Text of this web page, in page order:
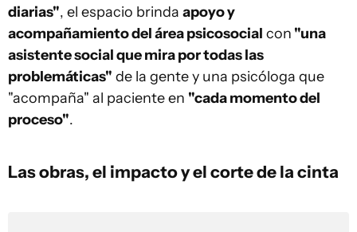
diarias", el espacio brinda apoyo y
acompañamiento del área psicosocial con "una
asistente social que mira por todas las
problemáticas" de la gente y una psicóloga que
"acompaña" al paciente en "cada momento del
proceso".
Las obras, el impacto y el corte de la cinta